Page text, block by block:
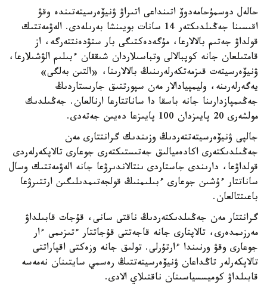
حالەل دوسمۇحامەدوۆ اتىنداعى اتىراۋ ۋنيۆەرسيتەتىندە وقۋ
اقىسىنا جەڭىلدىكتەر 14 سانات بويىنشا بەرىلەدى. الەۋمەتتىك
قولداۋ جەتىم بالالارعا، مۇگەدەكتىگى بار ستۋدەنتتەرگە، از
قامتىلعان جانە كوپبالالى وتباسىلاردان شىققان ءبىلىم الۋشىلارعا،
ۋنيۆەرسيتەت قىزمەتكەرلەرىنىڭ بالالارىنا، «التىن بەلگى»
يەگەرلەرىنە، وليمپيادالار مەن سپورتتىق جارىستاردىڭ
جەڭىمپازدارىنا جانە باسقا دا ساناتتارعا ارنالعان. جەڭىلدىك
مولشەرى 20 پايىزدان 100 پايىزعا دەيىن جەتەدى.
جالپى ۋنيۆەرسيتەتتەردىڭ وزىندىك گرانتتارى مەن
جەڭىلدىكتەرى اكادەميالىق جەتىستىكتەرى جوعارى تالاپكەرلەردى
قولداۋعا، دارىندى جاستاردى ىنتالاندىرۋعا جانە الەۋمەتتىك وسال
ساناتتار ءۇشىن جوعارى ءبىلىمنىڭ قولجەتىمدىلىگىن ارتتىرۋعا
باعىتتالعان.
گرانتتار مەن جەڭىلدىكتەردىڭ ناقتى سانى، قۇجات قابىلداۋ
مەرزىمدەرى، تالاپتارى جانە قاجەتتى قۇجاتتار ءتىزىمى ءار
جوعارى وقۋ ورنىندا ءارتۇرلى. تولىق جانە وزەكتى اقپاراتتى
تالاپكەرلەر تاڭداعان ۋنيۆەرسيتەتتىڭ رەسمي سايتىنان نەمەسە
قابىلداۋ كوميسسياسىنان ناقتىلاي الادى.